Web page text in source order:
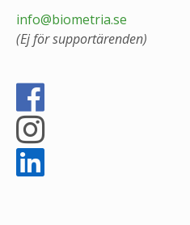
info@biometria.se
(Ej för supportärenden)